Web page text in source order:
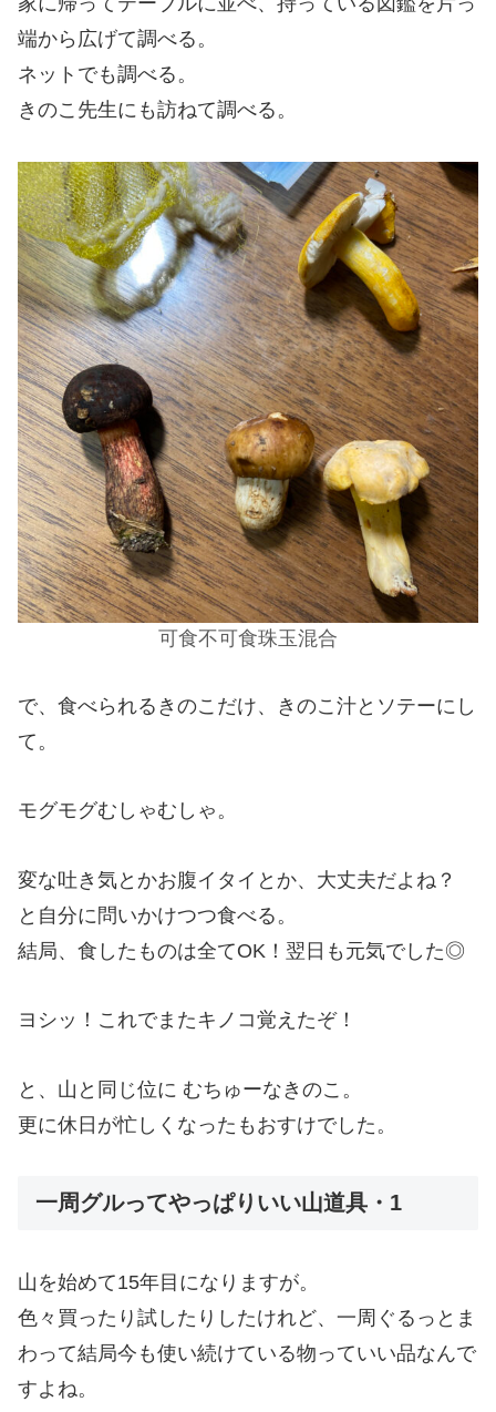
端から広げて調べる。
ネットでも調べる。
きのこ先生にも訪ねて調べる。
可食不可食珠玉混合
で、食べられるきのこだけ、きのこ汁とソテーにし
て。
モグモグむしゃむしゃ。
変な吐き気とかお腹イタイとか、大丈夫だよね？
と自分に問いかけつつ食べる。
結局、食したものは全てOK！翌日も元気でした◎
ヨシッ！これでまたキノコ覚えたぞ！
と、山と同じ位に むちゅーなきのこ。
更に休日が忙しくなったもおすけでした。
一周グルってやっぱりいい山道具・1
山を始めて15年目になりますが。
色々買ったり試したりしたけれど、一周ぐるっとま
わって結局今も使い続けている物っていい品なんで
すよね。